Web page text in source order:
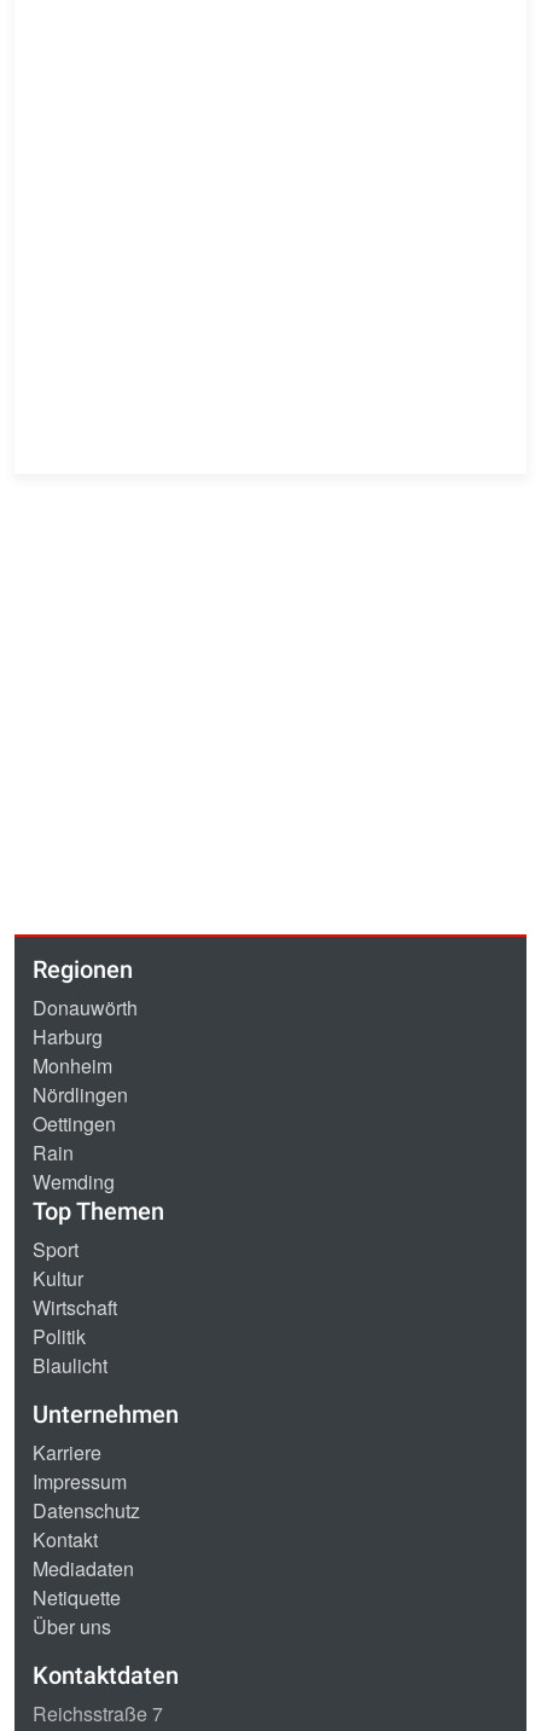
Regionen
Donauwörth
Harburg
Monheim
Nördlingen
Oettingen
Rain
Wemding
Top Themen
Sport
Kultur
Wirtschaft
Politik
Blaulicht
Unternehmen
Karriere
Impressum
Datenschutz
Kontakt
Mediadaten
Netiquette
Über uns
Kontaktdaten
Reichsstraße 7